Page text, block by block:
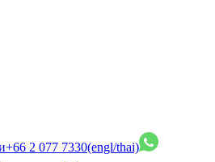
+66 2 077 7330(engl/thai)